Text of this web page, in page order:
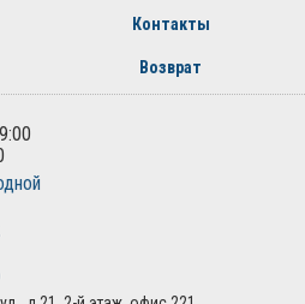
Контакты
Возврат